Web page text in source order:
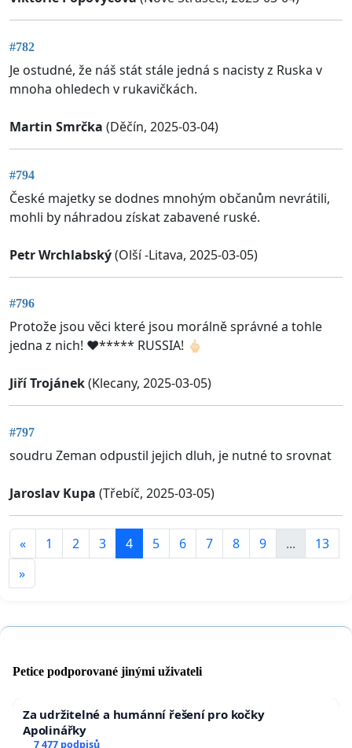
#782
Je ostudné, že náš stát stále jedná s nacisty z Ruska v
mnoha ohledech v rukavičkách.
Martin Smrčka (Děčín, 2025-03-04)
#794
České majetky se dodnes mnohým občanům nevrátili,
mohli by náhradou získat zabavené ruské.
Petr Wrchlabský(Olší -Litava, 2025-03-05)
#796
Protože jsou věci které jsou morálně správné a tohle
jedna z nich! ❤️***** RUSSIA! 🖕🏻
Jiří Trojánek(Klecany, 2025-03-05)
#797
soudru Zeman odpustil jejich dluh, je nutné to srovnat
Jaroslav Kupa (Třebíč, 2025-03-05)
« 1 2 3 4 5 6 7 8 9 ...
13
»
Petice podporované jinými uživateli
Za udržitelné a humánní řešení pro kočky
Apolinářky
7 477 podpisů